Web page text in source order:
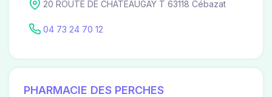
20 ROUTE DE CHATEAUGAY T 63118 Cébazat
04 73 24 70 12
PHARMACIE DES PERCHES